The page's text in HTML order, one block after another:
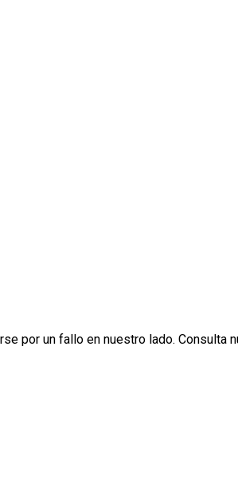
por un fallo en nuestro lado. Consulta